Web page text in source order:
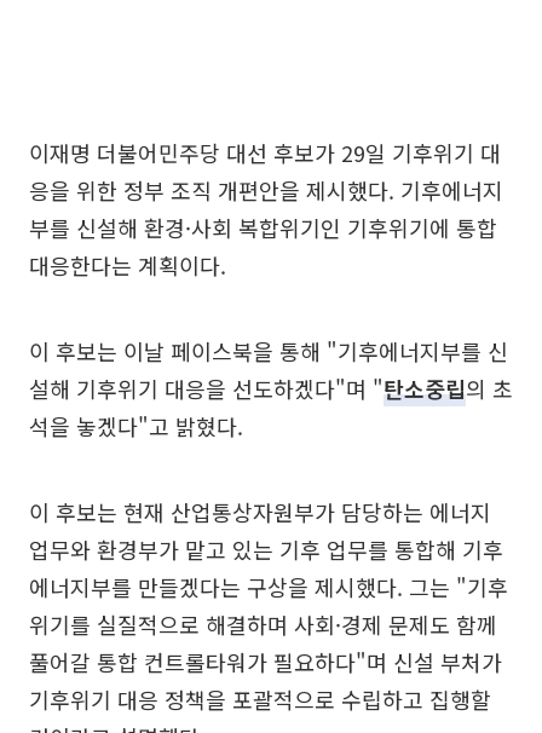
이재명 더불어민주당 대선 후보가 29일 기후위기 대
응을 위한 정부 조직 개편안을 제시했다. 기후에너지
부를 신설해 환경·사회 복합위기인 기후위기에 통합
대응한다는 계획이다.
이 후보는 이날 페이스북을 통해 "기후에너지부를 신
설해 기후위기 대응을 선도하겠다"며 "탄소중립의 초
석을 놓겠다"고 밝혔다.
이 후보는 현재 산업통상자원부가 담당하는 에너지
업무와 환경부가 맡고 있는 기후 업무를 통합해 기후
에너지부를 만들겠다는 구상을 제시했다. 그는 "기후
위기를 실질적으로 해결하며 사회·경제 문제도 함께
풀어갈 통합 컨트롤타워가 필요하다"며 신설 부처가
기후위기 대응 정책을 포괄적으로 수립하고 집행할